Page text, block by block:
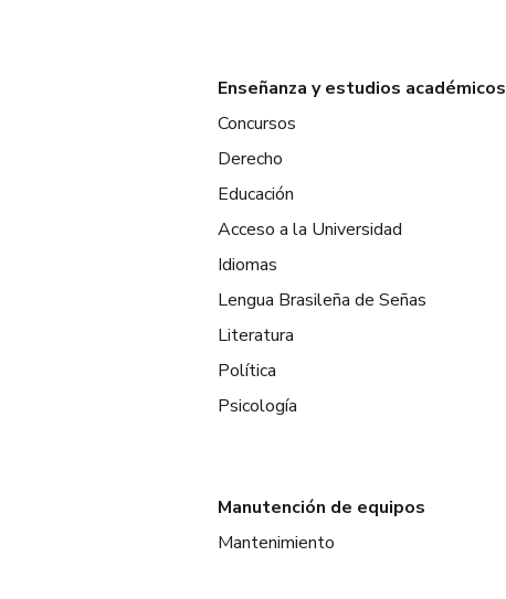
Enseñanza y estudios académicos
Concursos
Derecho
Educación
Acceso a la Universidad
Idiomas
Lengua Brasileña de Señas
Literatura
Política
Psicología
Manutención de equipos
Mantenimiento